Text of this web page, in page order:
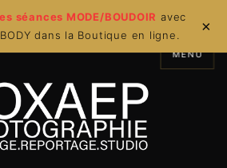
séances MODE/BOUDOIR avec
dans la Boutique en ligne.
×
MENU